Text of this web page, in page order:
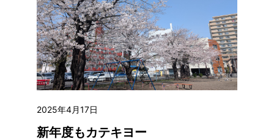
2025年4月17日
新年度もカテキヨー